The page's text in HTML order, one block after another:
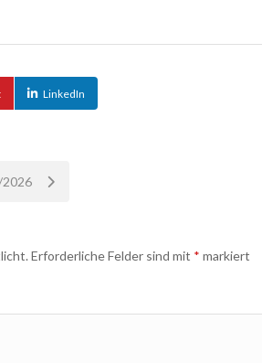
LinkedIn
Erforderliche Felder sind mit * markiert